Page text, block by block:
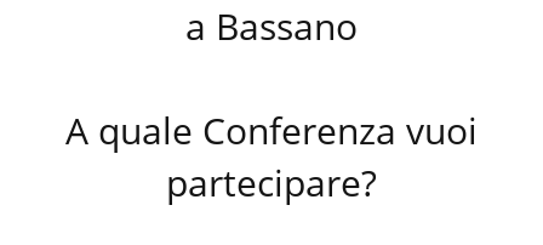
a Bassano
A quale Conferenza vuoi
partecipare?